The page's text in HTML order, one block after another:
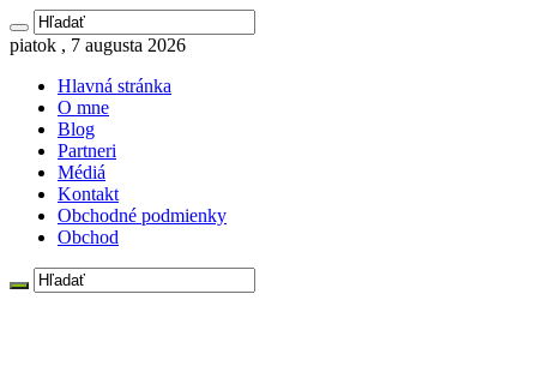
piatok , 7 augusta 2026
Hlavná stránka
O mne
Blog
Partneri
Médiá
Kontakt
Obchodné podmienky
Obchod